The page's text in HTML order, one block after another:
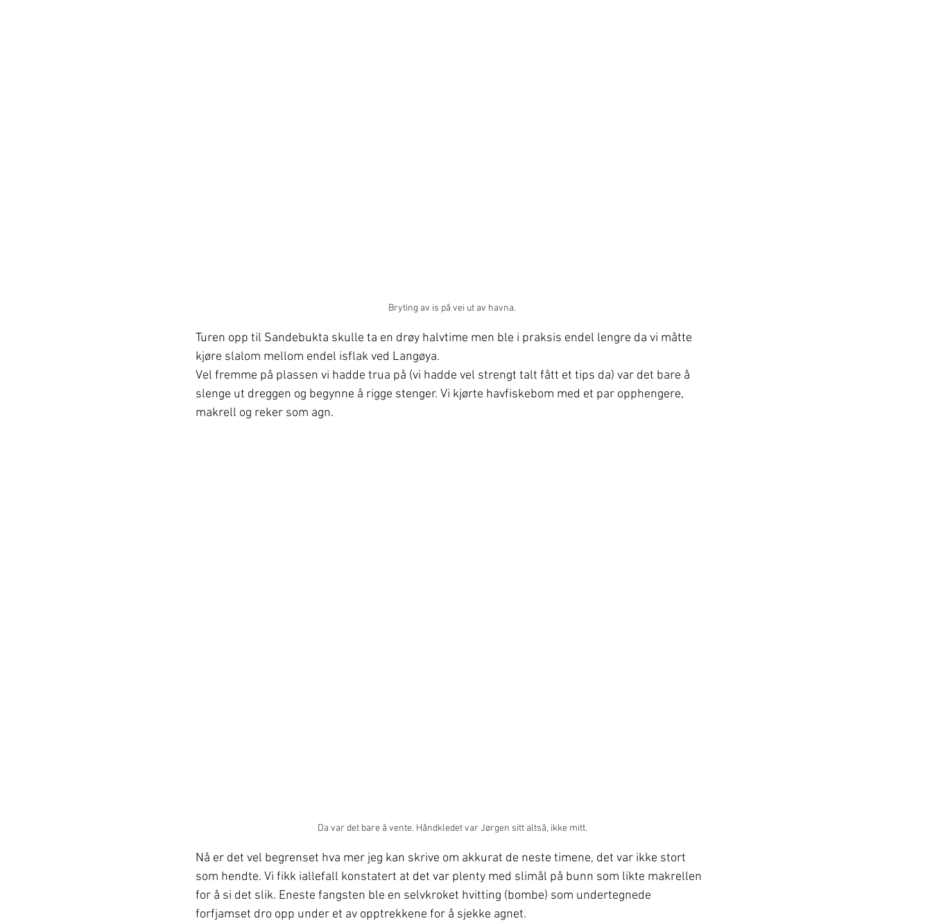
Bryting av is på vei ut av havna.
Turen opp til Sandebukta skulle ta en drøy halvtime men ble i praksis endel lengre da vi måtte
kjøre slalom mellom endel isflak ved Langøya.
Vel fremme på plassen vi hadde trua på (vi hadde vel strengt talt fått et tips da) var det bare å
slenge ut dreggen og begynne å rigge stenger. Vi kjørte havfiskebom med et par opphengere,
makrell og reker som agn.
Da var det bare å vente. Håndkledet var Jørgen sitt altså, ikke mitt.
Nå er det vel begrenset hva mer jeg kan skrive om akkurat de neste timene, det var ikke stort
som hendte. Vi fikk iallefall konstatert at det var plenty med slimål på bunn som likte makrellen
for å si det slik. Eneste fangsten ble en selvkroket hvitting (bombe) som undertegnede
forfjamset dro opp under et av opptrekkene for å sjekke agnet.